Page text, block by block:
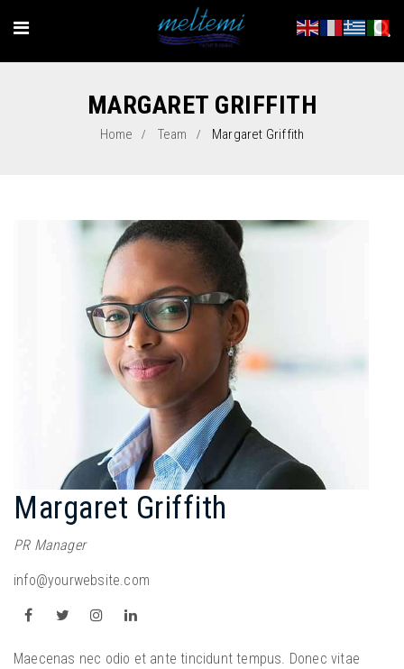
MARGARET GRIFFITH
Home Team Margaret Griffith
Margaret Griffith
PR Manager
info@yourwebsite.com
Maecenas nec odio et ante tincidunt tempus. Donec vitae